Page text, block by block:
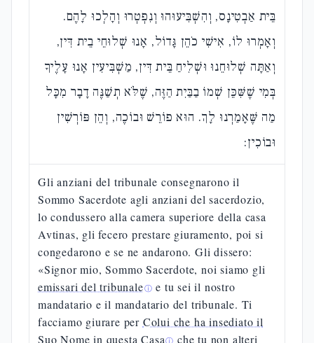
בֵּית אַבְטִינָס, וְהִשְׁבִּיעוּהוּ וְנִפְטְרוּ וְהָלְכוּ לָהֶם.
וְאָמְרוּ לוֹ, אִישִׁי כֹהֵן גָּדוֹל, אָנוּ שְׁלוּחֵי בֵית דִּין,
וְאַתָּה שְׁלוּחֵנוּ וּשְׁלִיחַ בֵּית דִּין, מַשְׁבִּיעִין אָנוּ עָלֶיךָ
בְּמִי שֶׁשִּׁכֵּן שְׁמוֹ בַבַּיִת הַזֶּה, שֶׁלֹּא תְשַׁנֶּה דָבָר מִכָּל
מַה שֶּׁאָמַרְנוּ לָךְ. הוּא פוֹרֵשׁ וּבוֹכֶה, וְהֵן פּוֹרְשִׁין
וּבוֹכִין:
Gli anziani del tribunale consegnarono il
Sommo Sacerdote agli anziani del sacerdozio,
lo condussero alla camera superiore della casa
Avtinas, gli fecero prestare giuramento, poi si
congedarono e se ne andarono. Gli dissero:
«Signor mio, Sommo Sacerdote, noi siamo gli
emissari del tribunaleⓘ e tu sei il nostro
mandatario e il mandatario del tribunale. Ti
facciamo giurare per Colui che ha insediato il
Suo Nome in questa Casaⓘ che tu non alteri